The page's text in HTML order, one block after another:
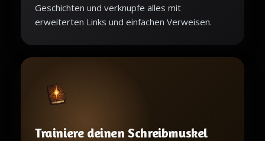
Geschichten und verknupfe alles mit
erweiterten Links und einfachen Verweisen.
Trainiere deinen Schreibmuskel